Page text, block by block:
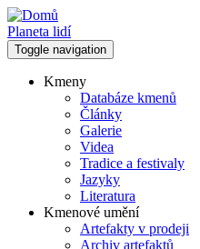
Přejít
k
hlavnímu
obsahu
Planeta lidí
Toggle navigation
Hlavní
navigace
Kmeny
Databáze kmenů
Články
Galerie
Videa
Tradice a festivaly
Jazyky
Literatura
Kmenové umění
Artefakty v prodeji
Archiv artefaktů